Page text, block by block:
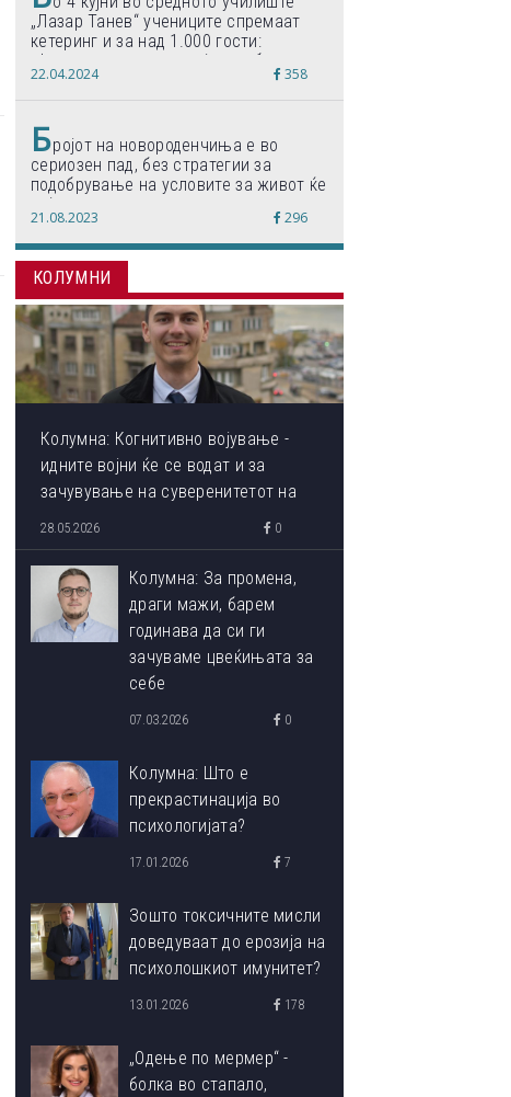
„Лазар Танев“ учениците спремаат
кетеринг и за над 1.000 гости:
„Формиравме компанија и работиме
по светски стандарди“
22.04.2024 358
Бројот на новороденчиња е во
сериозен пад, без стратегии за
подобрување на условите за живот ќе
дојде до затворање на училишта,
предупредуваат експертите
21.08.2023 296
КОЛУМНИ
Колумна: Когнитивно војување -
идните војни ќе се водат и за
зачувување на суверенитетот на
сопствениот ум
28.05.2026 0
Колумна: За промена,
драги мажи, барем
годинава да си ги
зачуваме цвеќињата за
себе
07.03.2026 0
Колумна: Што е
прекрастинација во
психологијата?
17.01.2026 7
Зошто токсичните мисли
доведуваат до ерозија на
психолошкиот имунитет?
13.01.2026 178
„Одење по мермер“ -
болка во стапало,